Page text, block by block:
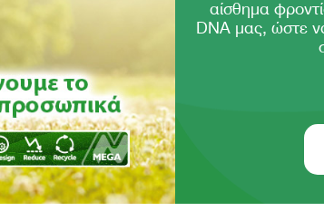
αίσθημα
DNA μας, ώστε